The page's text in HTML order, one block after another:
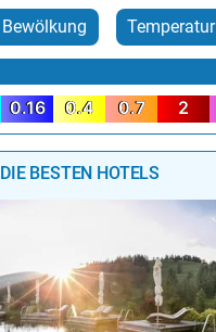
Bewölkung Temperatur
0.16 0.4 0.7 2
DIE BESTEN HOTELS